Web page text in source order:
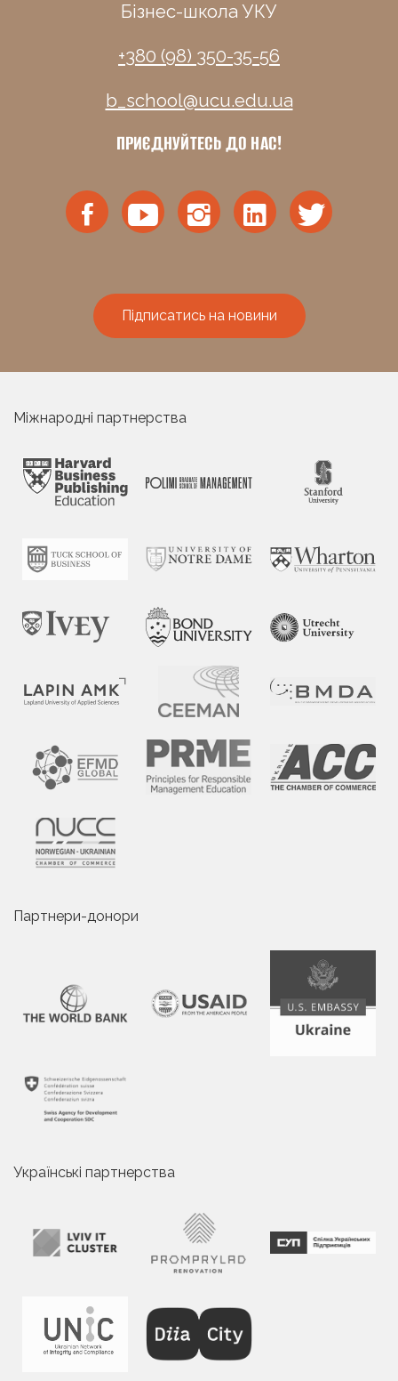
Бізнес-школа УКУ
+380 (98) 350-35-56
b_school@ucu.edu.ua
ПРИЄДНУЙТЕСЬ ДО НАС!
Підписатись на новини
Міжнародні партнерства
Партнери-донори
Українські партнерства